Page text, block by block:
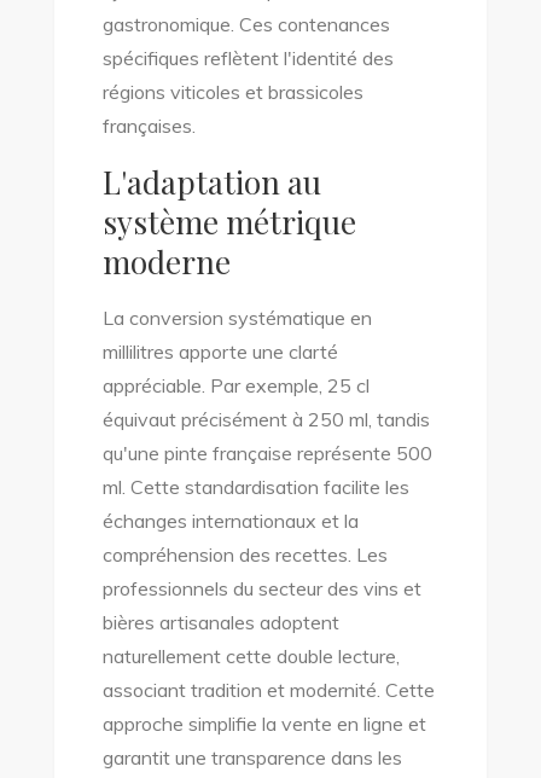
gastronomique. Ces contenances
spécifiques reflètent l'identité des
régions viticoles et brassicoles
françaises.
L'adaptation au
système métrique
moderne
La conversion systématique en
millilitres apporte une clarté
appréciable. Par exemple, 25 cl
équivaut précisément à 250 ml, tandis
qu'une pinte française représente 500
ml. Cette standardisation facilite les
échanges internationaux et la
compréhension des recettes. Les
professionnels du secteur des vins et
bières artisanales adoptent
naturellement cette double lecture,
associant tradition et modernité. Cette
approche simplifie la vente en ligne et
garantit une transparence dans les